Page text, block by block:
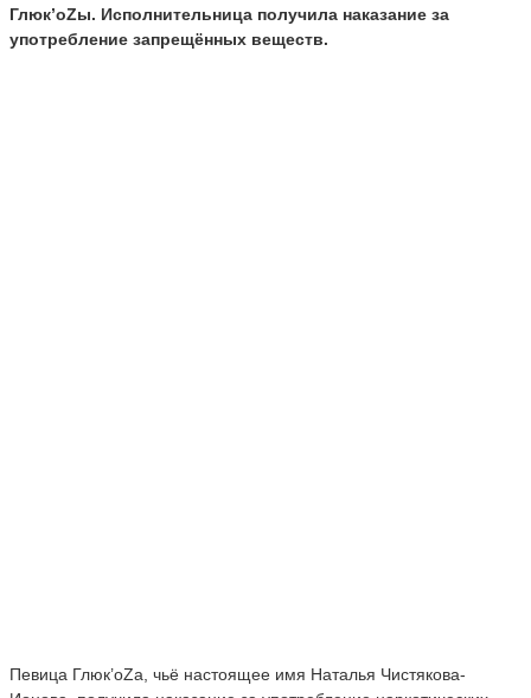
Глюк’oZы. Исполнительница получила наказание за
употребление запрещённых веществ.
Певица Глюк’oZа, чьё настоящее имя Наталья Чистякова-